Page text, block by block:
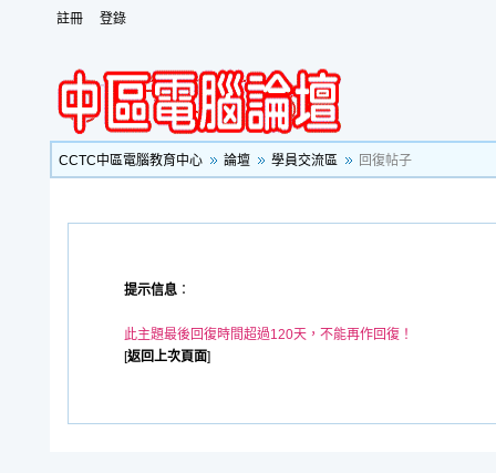
註冊 登錄
CCTC中區電腦教育中心 論壇 學員交流區 回復帖子
提示信息 ：
此主題最後回復時間超過120天，不能再作回復！
[返回上次頁面]